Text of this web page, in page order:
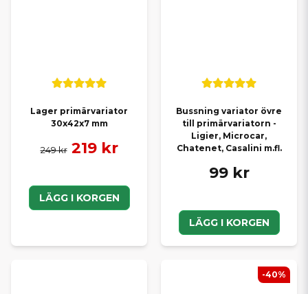
Lager primärvariator
30x42x7 mm
249 kr 219 kr
LÄGG I KORGEN
Bussning variator övre
till primärvariatorn -
Ligier, Microcar,
Chatenet, Casalini m.fl.
99 kr
LÄGG I KORGEN
-40%